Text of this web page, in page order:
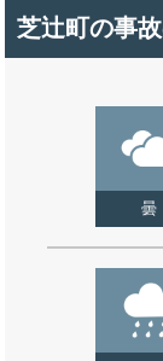
芝辻町の事
曇